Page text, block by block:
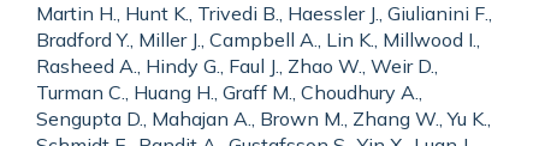
Martin H., Hunt K., Trivedi B., Haessler J., Giulianini F.,
Bradford Y., Miller J., Campbell A., Lin K., Millwood I.,
Rasheed A., Hindy G., Faul J., Zhao W., Weir D.,
Turman C., Huang H., Graff M., Choudhury A.,
Sengupta D., Mahajan A., Brown M., Zhang W., Yu K.,